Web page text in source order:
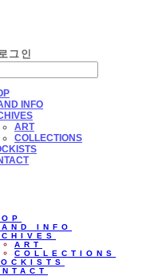
그인
INFO
ART
COLLECTIONS
INFO
ART
COLLECTIONS